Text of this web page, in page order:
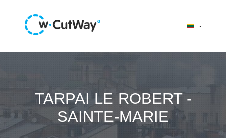
TARPAI LE ROBERT -
SAINTE-MARIE